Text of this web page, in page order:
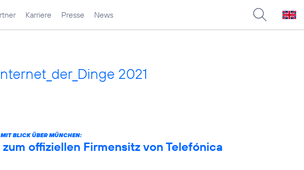
Karriere Presse News
2021
BLICK ÜBER MÜNCHEN:
offiziellen Firmensitz von Telefónica